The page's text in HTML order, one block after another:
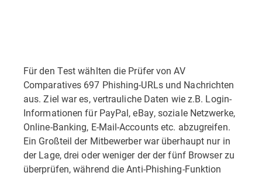
Für den Test wählten die Prüfer von AV
Comparatives 697 Phishing-URLs und Nachrichten
aus. Ziel war es, vertrauliche Daten wie z.B. Login-
Informationen für PayPal, eBay, soziale Netzwerke,
Online-Banking, E-Mail-Accounts etc. abzugreifen.
Ein Großteil der Mitbewerber war überhaupt nur in
der Lage, drei oder weniger der der fünf Browser zu
überprüfen, während die Anti-Phishing-Funktion